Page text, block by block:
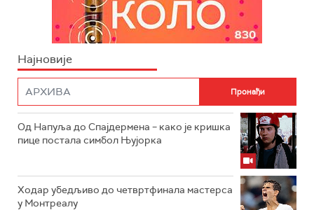
Најновије
Од Напуља до Спајдермена – како је кришка
пице постала симбол Њујорка
Ходар убедљиво до четвртфинала мастерса
у Монтреалу